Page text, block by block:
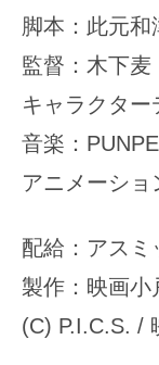
脚本：此元
監督：木下麦
キャラクタ
音楽：
アニメーシ
配給：アスミ
製作：映画
(C) P.I.C.S. /